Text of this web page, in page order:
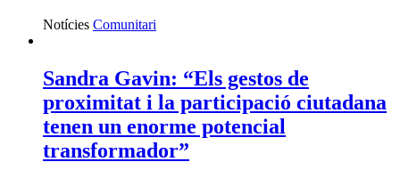
Notícies Comunitari
Sandra Gavin: “Els gestos de
proximitat i la participació ciutadana
tenen un enorme potencial